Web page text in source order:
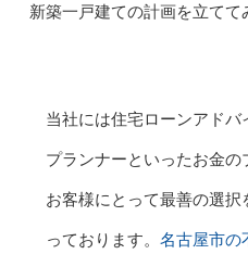
新築一戸建ての計画を立てて
当社には住宅ローンアド
プランナーといったお金の
お客様にとって最善の選
っております。 名古屋市の